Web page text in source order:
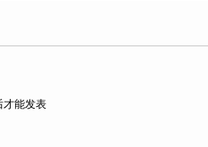
才能发表